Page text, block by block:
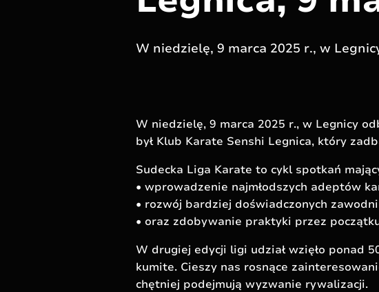
W niedzielę, 9 marca 2025 r., w
W niedzielę, 9 marca 2025 r., w Legnicy
był Klub Karate Senshi Legnica, który
Sudecka Liga Karate to cykl spotkań
• wprowadzenie najmłodszych adeptów
• rozwój bardziej doświadczonych
• oraz zdobywanie praktyki przez
W drugiej edycji ligi udział wzięło ponad
kumite. Cieszy nas rosnące
chętniej podejmują wyzwanie rywalizacji.